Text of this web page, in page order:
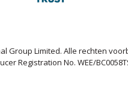
Group Limited. Alle rechten
Registration No. WEE/